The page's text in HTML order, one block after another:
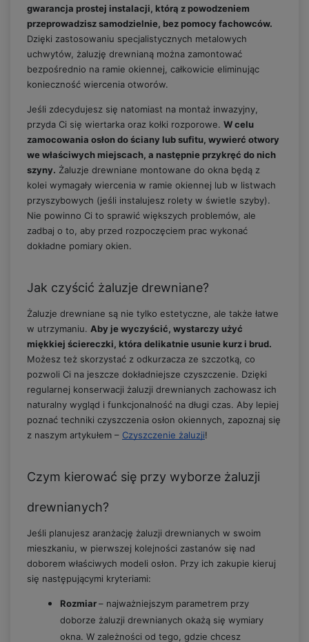
gwarancja prostej instalacji, którą z powodzeniem
przeprowadzisz samodzielnie, bez pomocy fachowców.
Dzięki zastosowaniu specjalistycznych metalowych
uchwytów, żaluzję drewnianą można zamontować
bezpośrednio na ramie okiennej, całkowicie eliminując
konieczność wiercenia otworów.
Jeśli zdecydujesz się natomiast na montaż inwazyjny,
przyda Ci się wiertarka oraz kołki rozporowe. W celu
zamocowania osłon do ściany lub sufitu, wywierć otwory
we właściwych miejscach, a następnie przykręć do nich
szyny. Żaluzje drewniane montowane do okna będą z
kolei wymagały wiercenia w ramie okiennej lub w listwach
przyszybowych (jeśli instalujesz rolety w świetle szyby).
Nie powinno Ci to sprawić większych problemów, ale
zadbaj o to, aby przed rozpoczęciem prac wykonać
dokładne pomiary okien.
Jak czyścić żaluzje drewniane?
Żaluzje drewniane są nie tylko estetyczne, ale także łatwe
w utrzymaniu. Aby je wyczyścić, wystarczy użyć
miękkiej ściereczki, która delikatnie usunie kurz i brud.
Możesz też skorzystać z odkurzacza ze szczotką, co
pozwoli Ci na jeszcze dokładniejsze czyszczenie. Dzięki
regularnej konserwacji żaluzji drewnianych zachowasz ich
naturalny wygląd i funkcjonalność na długi czas. Aby lepiej
poznać techniki czyszczenia osłon okiennych, zapoznaj się
z naszym artykułem – Czyszczenie żaluzji!
Czym kierować się przy wyborze żaluzji
drewnianych?
Jeśli planujesz aranżację żaluzji drewnianych w swoim
mieszkaniu, w pierwszej kolejności zastanów się nad
doborem właściwych modeli osłon. Przy ich zakupie kieruj
się następującymi kryteriami:
Rozmiar– najważniejszym parametrem przy
doborze żaluzji drewnianych okażą się wymiary
okna. W zależności od tego, gdzie chcesz